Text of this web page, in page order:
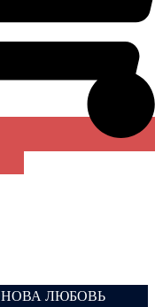
ЛЮБОВЬ